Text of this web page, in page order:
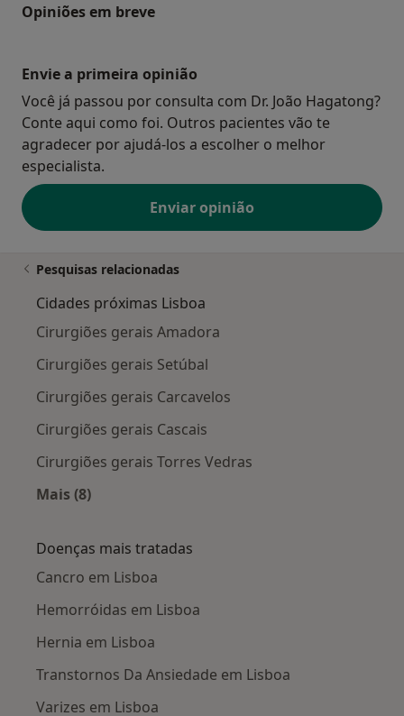
Opiniões em breve
Envie a primeira opinião
Você já passou por consulta com Dr. João Hagatong?
Conte aqui como foi. Outros pacientes vão te
agradecer por ajudá-los a escolher o melhor
especialista.
Enviar opinião
Pesquisas relacionadas
Cidades próximas Lisboa
Cirurgiões gerais Amadora
Cirurgiões gerais Setúbal
Cirurgiões gerais Carcavelos
Cirurgiões gerais Cascais
Cirurgiões gerais Torres Vedras
Mais (8)
Doenças mais tratadas
Cancro em Lisboa
Hemorróidas em Lisboa
Hernia em Lisboa
Transtornos Da Ansiedade em Lisboa
Varizes em Lisboa